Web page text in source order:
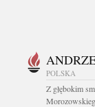
POLSKA
Z głębokim